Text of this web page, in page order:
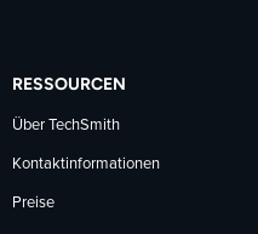
RESSOURCEN
Über TechSmith
Kontaktinformationen
Preise